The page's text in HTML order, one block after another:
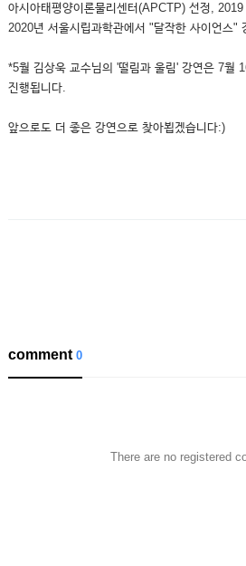
아시아태평양이론물리센터(APCTP) 선정, 2019
2020년 서울시립과학관에서 "달작한 사이언스"
*5월 김상욱 교수님의 '떨림과 울림' 강연은 7월
진행됩니다.
앞으로도 더 좋은 강연으로 찾아뵙겠습니다:)
comment0
There are no registered